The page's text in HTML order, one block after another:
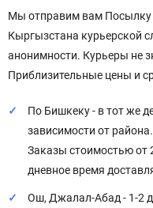
Мы отправим вам Посылку
Кыргызстана курьерской
анонимности. Курьеры не
Приблизительные цены и
По Бишкеку - в тот же
зависимости от района.
Заказы стоимостью от
дневное время
Ош, Джалал-Абад - 1-2